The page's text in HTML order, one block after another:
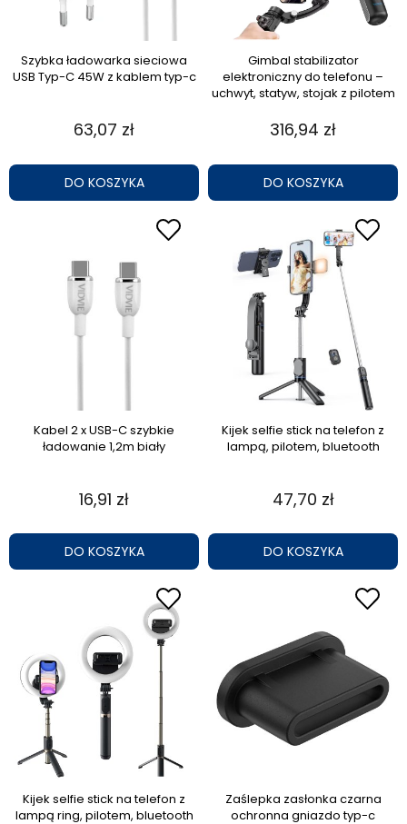
Szybka ładowarka sieciowa
USB Typ-C 45W z kablem typ-c
63,07 zł
DO KOSZYKA
Gimbal stabilizator
elektroniczny do telefonu –
uchwyt, statyw, stojak z pilotem
316,94 zł
DO KOSZYKA
Kabel 2 x USB-C szybkie
ładowanie 1,2m biały
16,91 zł
DO KOSZYKA
Kijek selfie stick na telefon z
lampą, pilotem, bluetooth
47,70 zł
DO KOSZYKA
Kijek selfie stick na telefon z
lampą ring, pilotem, bluetooth
Zaślepka zasłonka czarna
ochronna gniazdo typ-c